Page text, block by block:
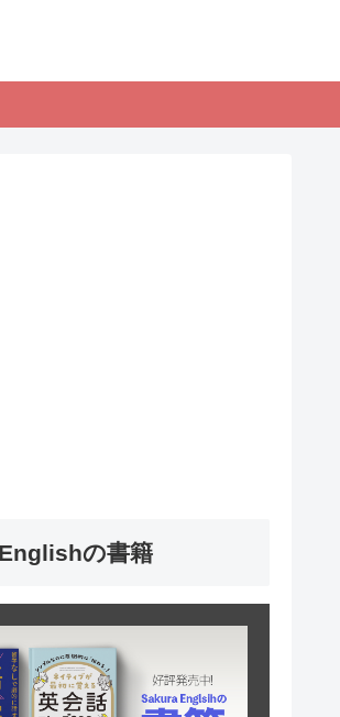
の書籍